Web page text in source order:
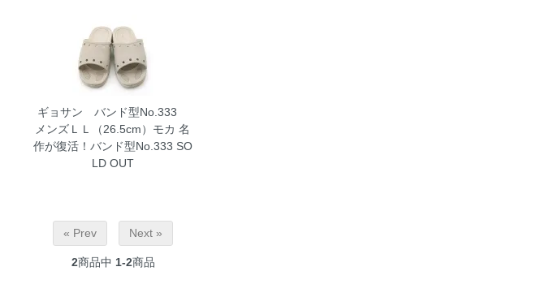
ギョサン バンド型No.333
メンズＬＬ（26.5cm）モカ 名
作が復活！バンド型No.333 SO
LD OUT
« Prev Next »
2商品中 1-2商品